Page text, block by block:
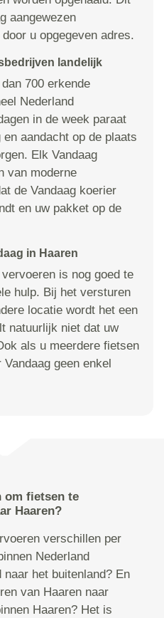
aangewezen
u opgegeven adres.
landelijk
700 erkende
Nederland
in de week paraat
aandacht op de plaats
Elk Vandaag
van moderne
de Vandaag koerier
en uw pakket op de
in Haaren
is nog goed te
hulp. Bij het versturen
locatie wordt het een
natuurlijk niet dat uw
als u meerdere fietsen
geen enkel
om fietsen te
Haaren?
verschillen per
Nederland
het buitenland? En
van Haaren naar
Haaren? Het is